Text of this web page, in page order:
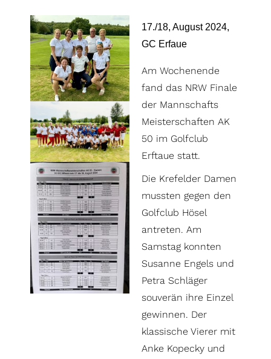
17./18, August 2024,
GC Erfaue
Am Wochenende
fand das NRW Finale
der Mannschafts
Meisterschaften AK
50 im Golfclub
Erftaue statt.
Die Krefelder Damen
mussten gegen den
Golfclub Hösel
antreten. Am
Samstag konnten
Susanne Engels und
Petra Schläger
souverän ihre Einzel
gewinnen. Der
klassische Vierer mit
Anke Kopecky und